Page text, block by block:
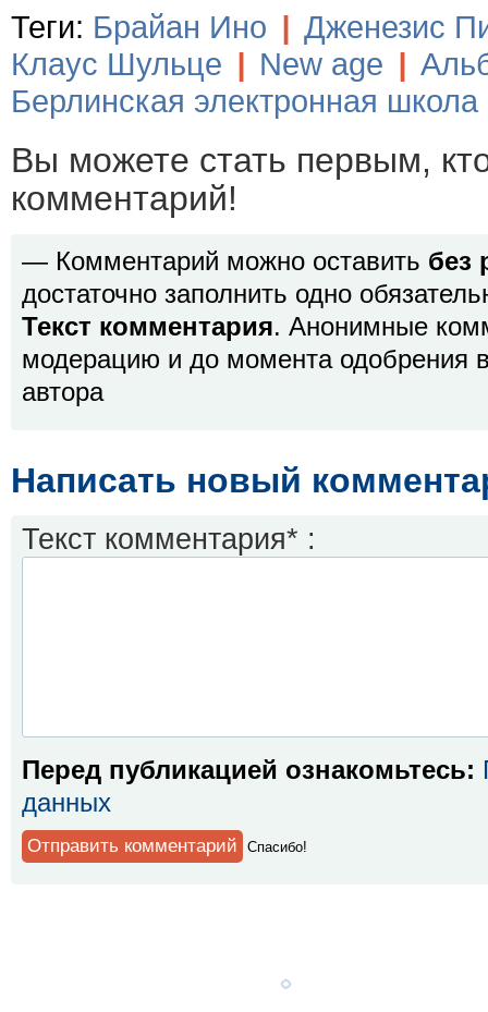
Теги: Брайан Ино | Дженезис
Клаус Шульце | New age |
Берлинская электронная школа
Вы можете стать первым,
комментарий!
— Комментарий можно оставить без
достаточно заполнить одно
Текст комментария. Анонимные
модерацию и до момента одобрения
автора
Написать новый
Текст комментария* :
Перед публикацией ознакомьтесь:
данных
Спaсибо!